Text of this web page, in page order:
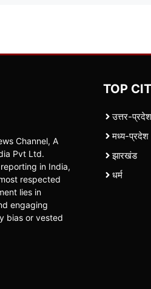
Channel, A
Pvt Ltd.
in India,
respected
lies in
engaging
bias or vested
TOP
उत्तर-प्रदेश
मध्य-प्रदेश
झारखंड
धर्म